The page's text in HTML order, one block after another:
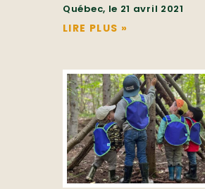
Québec, le 21 avril 2021
LIRE PLUS »